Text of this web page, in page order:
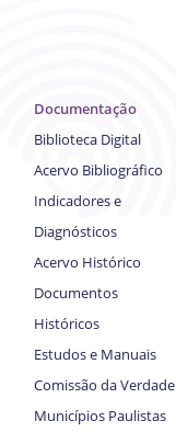
Documentação
Biblioteca Digital
Acervo Bibliográfico
Indicadores e
Diagnósticos
Acervo Histórico
Documentos
Históricos
Estudos e Manuais
Comissão da Verdade
Municípios Paulistas